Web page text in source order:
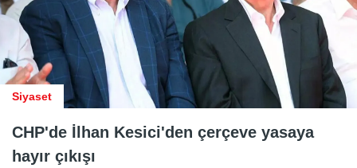
Siyaset
CHP'de İlhan Kesici'den çerçeve yasaya
hayır çıkışı